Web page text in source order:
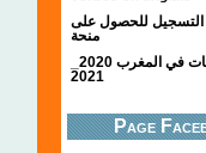
التسجيل للحصول على
منحة
2021
Page